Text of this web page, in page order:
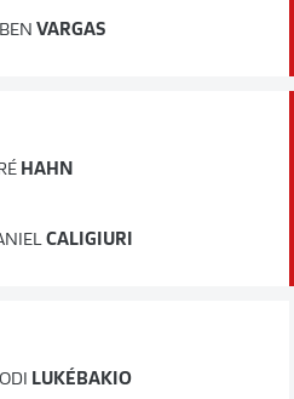
VARGAS
HAHN
CALIGIURI
LUKÉBAKIO